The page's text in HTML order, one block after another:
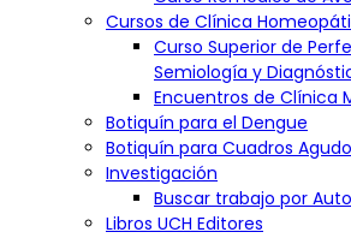
tribunales de jurisdicción competente en
Política de
Universidad
Información Recopilada:
La Universidad Candegabe recopila
nombre, dirección de correo electrónico y
Esta información se utiliza para
Cursos de Clínica
Curso Superior de
Semiología y
Encuentros de Clínica
Botiquín para el Dengue
Botiquín para Cuadros
Investigación
Buscar trabajo por
Libros UCH Editores